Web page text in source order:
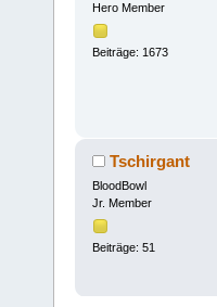
Hero Member
Beiträge: 1673
Tschirgant
BloodBowl
Jr. Member
Beiträge: 51